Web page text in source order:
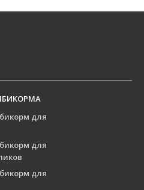
для
для
для